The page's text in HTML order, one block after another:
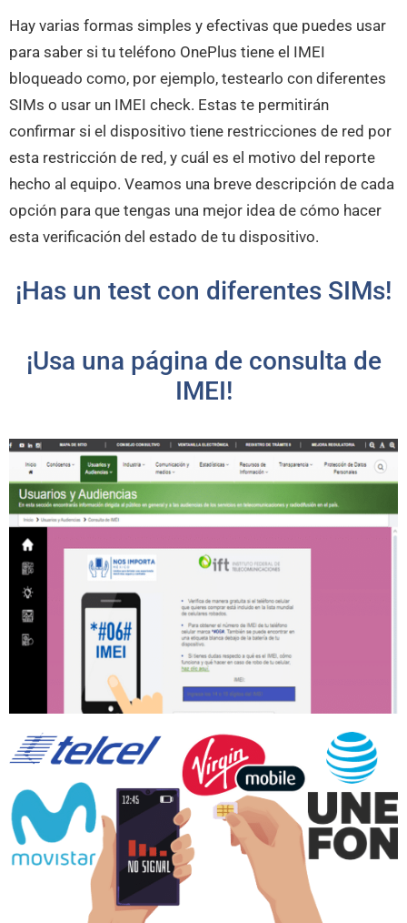
Hay varias formas simples y efectivas que puedes usar
para saber si tu teléfono OnePlus tiene el IMEI
bloqueado como, por ejemplo, testearlo con diferentes
SIMs o usar un IMEI check. Estas te permitirán
confirmar si el dispositivo tiene restricciones de red por
esta restricción de red, y cuál es el motivo del reporte
hecho al equipo. Veamos una breve descripción de cada
opción para que tengas una mejor idea de cómo hacer
esta verificación del estado de tu dispositivo.
¡Has un test con diferentes SIMs!
¡Usa una página de consulta de
IMEI!